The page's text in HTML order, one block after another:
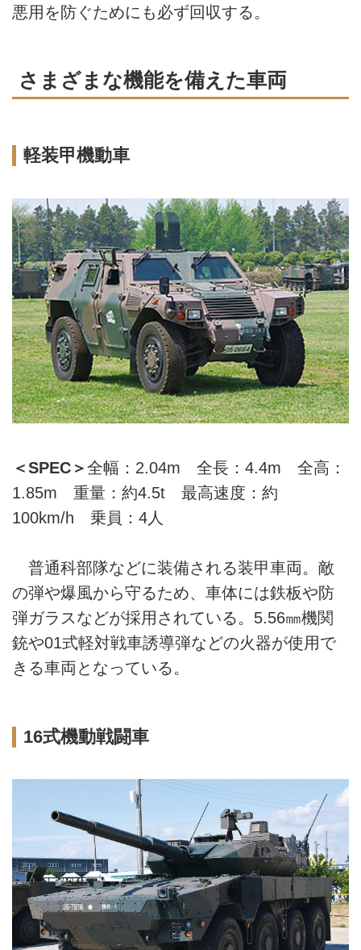
悪用を防ぐためにも必ず回収する。
さまざまな機能を備えた車両
軽装甲機動車
＜SPEC＞全幅：2.04m 全長：4.4m 全高：
1.85m 重量：約4.5t 最高速度：約
100km/h 乗員：4人
普通科部隊などに装備される装甲車両。敵
の弾や爆風から守るため、車体には鉄板や防
弾ガラスなどが採用されている。5.56㎜機関
銃や01式軽対戦車誘導弾などの火器が使用で
きる車両となっている。
16式機動戦闘車